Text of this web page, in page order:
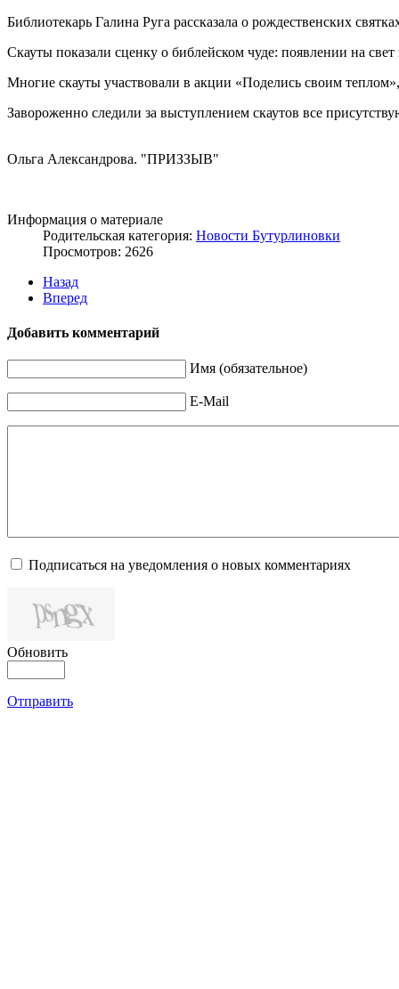
Библиотекарь Галина Руга рассказала о рождественских
Скауты показали сценку о библейском чуде: появлении на
Многие скауты участвовали в акции «Поделись своим
Завороженно следили за выступлением скаутов все
Ольга Александрова. "ПРИЗЗЫВ"
Информация о материале
Родительская категория: Новости Бутурлиновки
Просмотров: 2626
Назад
Вперед
Добавить комментарий
Имя (обязательное)
E-Mail
Подписаться на уведомления о новых комментариях
Обновить
Отправить